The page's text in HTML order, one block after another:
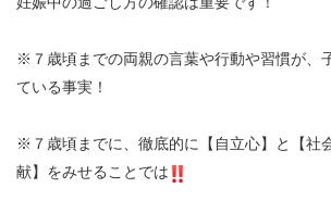
※ ７歳頃までの両親の言葉や行動や習慣が、
ている事実！
※ ７歳頃までに、徹底的に【自立心】と【社
献】をみせることでは